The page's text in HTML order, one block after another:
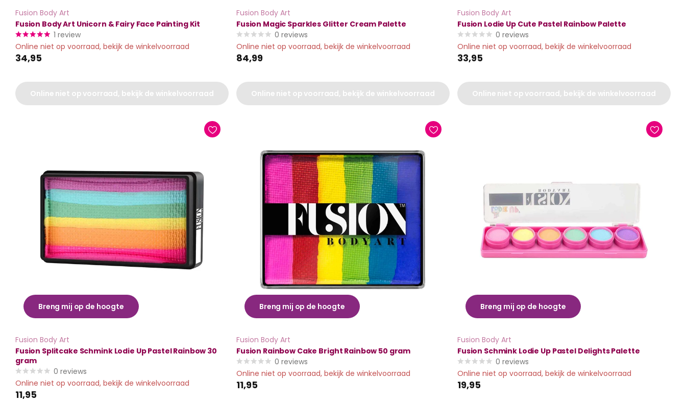
Fusion Body Art
Fusion Body Art Unicorn & Fairy Face Painting Kit
1 review
Online niet op voorraad, bekijk de winkelvoorraad
34,95
Online niet op voorraad, bekijk de winkelvoorraad
Fusion Body Art
Fusion Magic Sparkles Glitter Cream Palette
0 reviews
Online niet op voorraad, bekijk de winkelvoorraad
84,99
Online niet op voorraad, bekijk de winkelvoorraad
Fusion Body Art
Fusion Lodie Up Cute Pastel Rainbow Palette
0 reviews
Online niet op voorraad, bekijk de winkelvoorraad
33,95
Online niet op voorraad, bekijk de winkelvoorraad
Breng mij op de hoogte
Fusion Body Art
Fusion Splitcake Schmink Lodie Up Pastel Rainbow 30
gram
0 reviews
Online niet op voorraad, bekijk de winkelvoorraad
11,95
Breng mij op de hoogte
Fusion Body Art
Fusion Rainbow Cake Bright Rainbow 50 gram
0 reviews
Online niet op voorraad, bekijk de winkelvoorraad
11,95
Breng mij op de hoogte
Fusion Body Art
Fusion Schmink Lodie Up Pastel Delights Palette
0 reviews
Online niet op voorraad, bekijk de winkelvoorraad
19,95